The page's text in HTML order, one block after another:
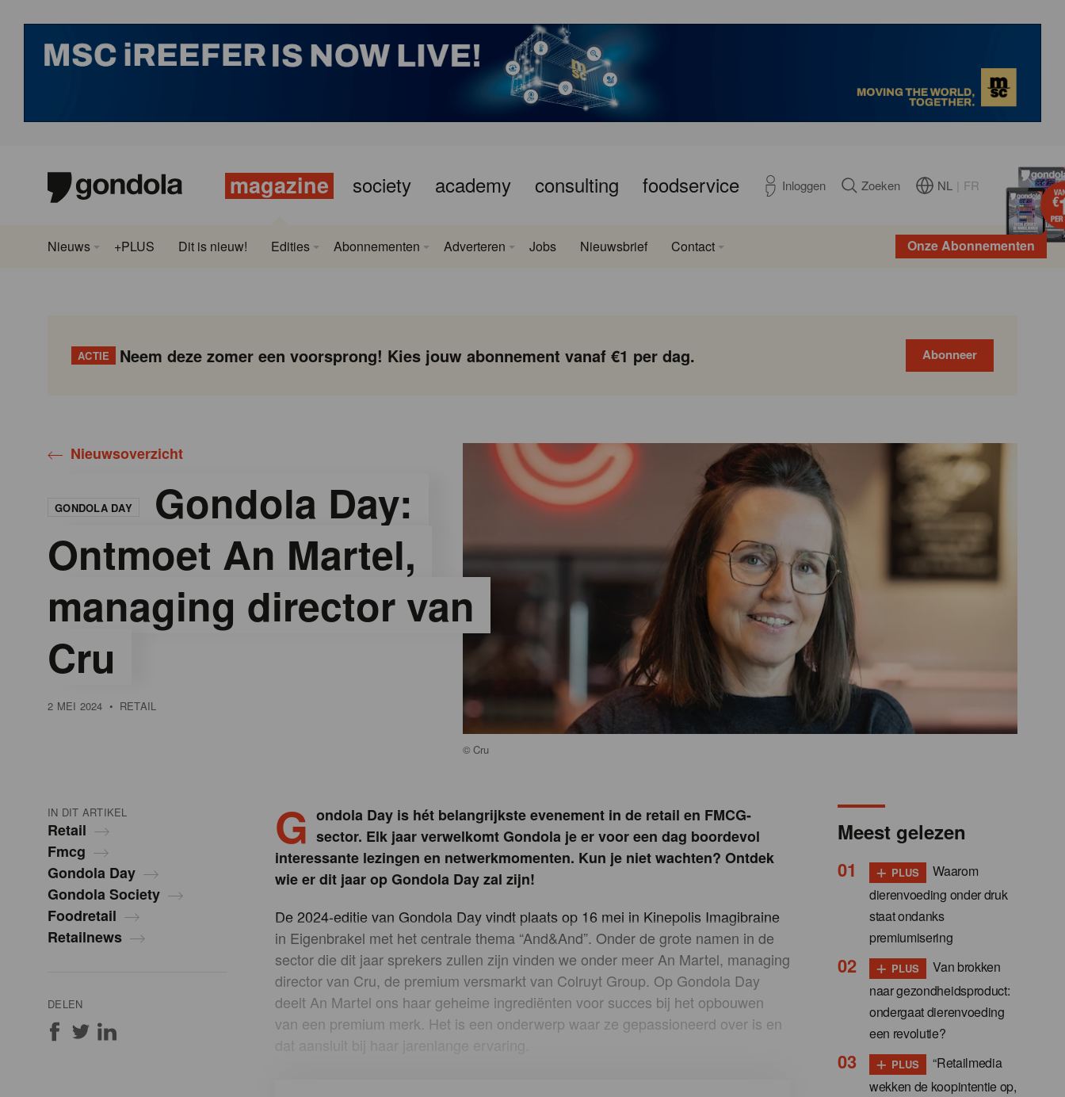
magazine society academy consulting foodservice Inloggen Zoeken NL FR
Onze Abonnementen
Nieuws +PLUS Dit is nieuw! Edities Abonnementen Adverteren Jobs Nieuwsbrief Contact
ACTIE Neem deze zomer een voorsprong! Kies jouw abonnement vanaf €1 per dag. Abonneer
Nieuwsoverzicht
GONDOLA DAY
Gondola Day:
Ontmoet An Martel,
managing director van
Cru
2 MEI 2024 • RETAIL
©Cru
IN DIT ARTIKEL
Retail
Fmcg
Gondola Day
Gondola Society
Foodretail
Retailnews
DELEN
G ondola Day is hét belangrijkste evenement in de retail en FMCG-
sector. Elk jaar verwelkomt Gondola je er voor een dag boordevol
interessante lezingen en netwerkmomenten. Kun je niet wachten? Ontdek
wie er dit jaar op Gondola Day zal zijn!
De 2024-editie van Gondola Day vindt plaats op 16 mei in Kinepolis Imagibraine
in Eigenbrakel met het centrale thema “And&And”. Onder de grote namen in de
sector die dit jaar sprekers zullen zijn vinden we onder meer An Martel, managing
director van Cru, de premium versmarkt van Colruyt Group. Op Gondola Day
deelt An Martel ons haar geheime ingrediënten voor succes bij het opbouwen
van een premium merk. Het is een onderwerp waar ze gepassioneerd over is en
dat aansluit bij haar jarenlange ervaring.
Meest gelezen
+ PLUS
Waarom
dierenvoeding onder druk
staat ondanks
premiumisering
+ PLUS
Van brokken
naar gezondheidsproduct:
ondergaat dierenvoeding
een revolutie?
+ PLUS
“Retailmedia
wekken de koopintentie op,